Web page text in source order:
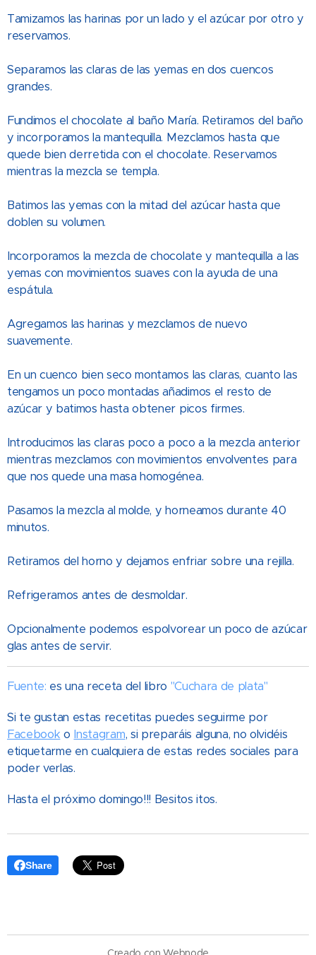
Tamizamos las harinas por un lado y el azúcar por otro y
reservamos.
Separamos las claras de las yemas en dos cuencos
grandes.
Fundimos el chocolate al baño María. Retiramos del baño
y incorporamos la mantequilla. Mezclamos hasta que
quede bien derretida con el chocolate. Reservamos
mientras la mezcla se templa.
Batimos las yemas con la mitad del azúcar hasta que
doblen su volumen.
Incorporamos la mezcla de chocolate y mantequilla a las
yemas con movimientos suaves con la ayuda de una
espátula.
Agregamos las harinas y mezclamos de nuevo
suavemente.
En un cuenco bien seco montamos las claras, cuanto las
tengamos un poco montadas añadimos el resto de
azúcar y batimos hasta obtener picos firmes.
Introducimos las claras poco a poco a la mezcla anterior
mientras mezclamos con movimientos envolventes para
que nos quede una masa homogénea.
Pasamos la mezcla al molde, y horneamos durante 40
minutos.
Retiramos del horno y dejamos enfriar sobre una rejilla.
Refrigeramos antes de desmoldar.
Opcionalmente podemos espolvorear un poco de azúcar
glas antes de servir.
Fuente: es una receta del libro "Cuchara de plata"
Si te gustan estas recetitas puedes seguirme por
Facebook o Instagram, si preparáis alguna, no olvidéis
etiquetarme en cualquiera de estas redes sociales para
poder verlas.
Hasta el próximo domingo!!! Besitos itos.
Share